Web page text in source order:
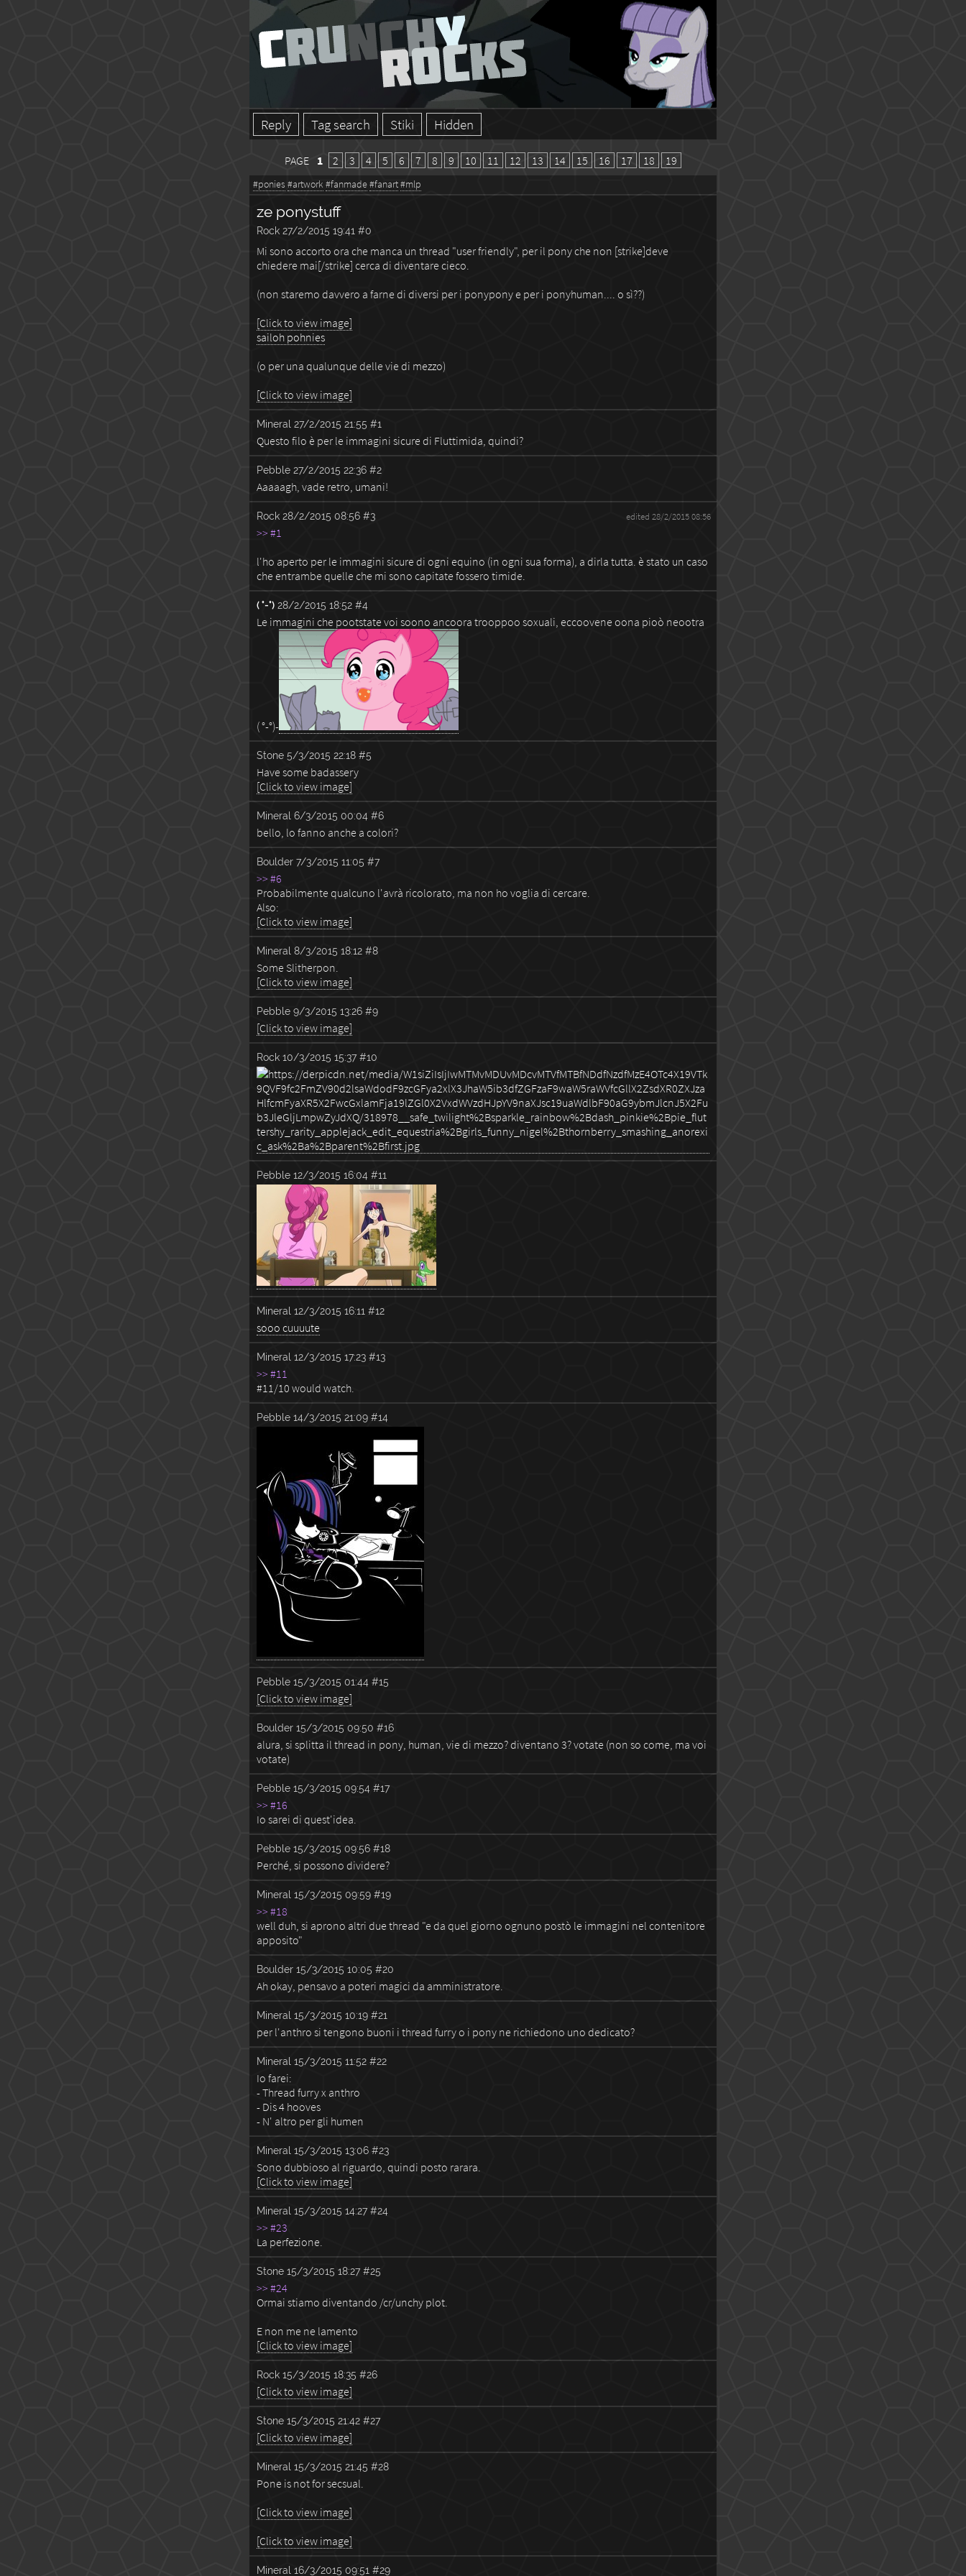
Reply Tag search Stiki Hidden
PAGE 1 2 3 4 5 6 7 8 9 10 11 12 13 14 15 16 17 18 19
#ponies #artwork #fanmade#fanart#mlp
ze ponystuff
Rock 27/2/2015 19:41 #0
Mi sono accorto ora che manca un thread "user friendly", per il pony che non [strike]deve
chiedere mai[/strike] cerca di diventare cieco.
(non staremo davvero a farne di diversi per i ponypony e per i ponyhuman.... o sì??)
[Click to view image]
sailoh pohnies
(o per una qualunque delle vie di mezzo)
[Click to view image]
Mineral 27/2/2015 21:55 #1
Questo filo è per le immagini sicure di Fluttimida, quindi?
Pebble 27/2/2015 22:36 #2
Aaaaagh, vade retro, umani!
Rock 28/2/2015 08:56 #3 edited 28/2/2015 08:56
>> #1
l'ho aperto per le immagini sicure di ogni equino (in ogni sua forma), a dirla tutta. è stato un caso
che entrambe quelle che mi sono capitate fossero timide.
( °-°) 28/2/2015 18:52 #4
Le immagini che pootstate voi soono ancoora trooppoo soxuali, eccoovene oona pioò neootra
( °-°)-
Stone 5/3/2015 22:18 #5
Have some badassery
[Click to view image]
Mineral 6/3/2015 00:04 #6
bello, lo fanno anche a colori?
Boulder 7/3/2015 11:05 #7
>> #6
Probabilmente qualcuno l'avrà ricolorato, ma non ho voglia di cercare.
Also:
[Click to view image]
Mineral 8/3/2015 18:12 #8
Some Slitherpon.
[Click to view image]
Pebble 9/3/2015 13:26 #9
[Click to view image]
Rock 10/3/2015 15:37 #10
Pebble 12/3/2015 16:04 #11
Mineral 12/3/2015 16:11 #12
sooo cuuuute
Mineral 12/3/2015 17:23 #13
>> #11
#11/10 would watch.
Pebble 14/3/2015 21:09 #14
Pebble 15/3/2015 01:44 #15
[Click to view image]
Boulder 15/3/2015 09:50 #16
alura, si splitta il thread in pony, human, vie di mezzo? diventano 3? votate (non so come, ma voi
votate)
Pebble 15/3/2015 09:54 #17
>> #16
Io sarei di quest'idea.
Pebble 15/3/2015 09:56 #18
Perché, si possono dividere?
Mineral 15/3/2015 09:59 #19
>> #18
well duh, si aprono altri due thread "e da quel giorno ognuno postò le immagini nel contenitore
apposito"
Boulder 15/3/2015 10:05 #20
Ah okay, pensavo a poteri magici da amministratore.
Mineral 15/3/2015 10:19 #21
per l'anthro si tengono buoni i thread furry o i pony ne richiedono uno dedicato?
Mineral 15/3/2015 11:52 #22
Io farei:
- Thread furry x anthro
- Dis 4 hooves
- N' altro per gli humen
Mineral 15/3/2015 13:06 #23
Sono dubbioso al riguardo, quindi posto rarara.
[Click to view image]
Mineral 15/3/2015 14:27 #24
>> #23
La perfezione.
Stone 15/3/2015 18:27 #25
>> #24
Ormai stiamo diventando /cr/unchy plot.
E non me ne lamento
[Click to view image]
Rock 15/3/2015 18:35 #26
[Click to view image]
Stone 15/3/2015 21:42 #27
[Click to view image]
Mineral 15/3/2015 21:45 #28
Pone is not for secsual.
[Click to view image]
[Click to view image]
Mineral 16/3/2015 09:51 #29